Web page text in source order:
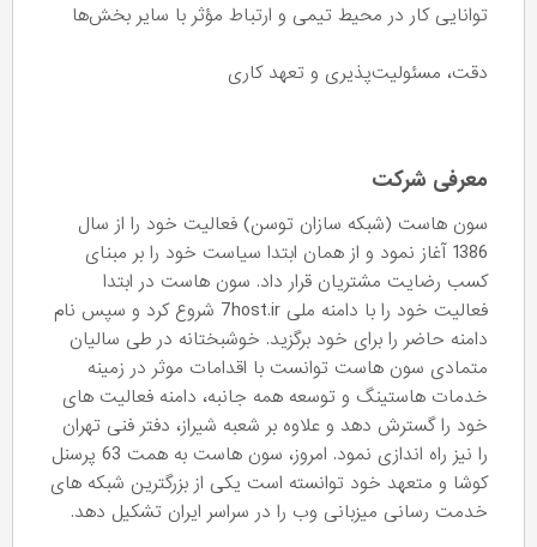
توانایی کار در محیط تیمی و ارتباط مؤثر با سایر بخش‌ها
دقت، مسئولیت‌پذیری و تعهد کاری
معرفی شرکت
سون هاست (شبکه سازان توسن) فعالیت خود را از سال
1386 آغاز نمود و از همان ابتدا سیاست خود را بر مبنای
کسب رضایت مشتریان قرار داد. سون هاست در ابتدا
فعالیت خود را با دامنه ملی 7host.ir شروع کرد و سپس نام
دامنه حاضر را برای خود برگزید. خوشبختانه در طی سالیان
متمادی سون هاست توانست با اقدامات موثر در زمینه
خدمات هاستینگ و توسعه همه جانبه، دامنه فعالیت های
خود را گسترش دهد و علاوه بر شعبه شیراز، دفتر فنی تهران
را نیز راه اندازی نمود. امروز، سون هاست به همت 63 پرسنل
کوشا و متعهد خود توانسته است یکی از بزرگترین شبکه های
خدمت رسانی میزبانی وب را در سراسر ایران تشکیل دهد.